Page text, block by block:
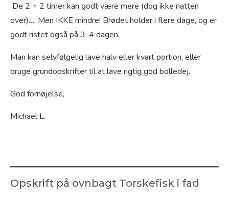
De 2 + 2 timer kan godt være mere (dog ikke natten
over)…. Men IKKE mindre! Brødet holder i flere dage, og er
godt ristet også på 3-4 dagen.
Man kan selvfølgelig lave halv eller kvart portion, eller
bruge grundopskrifter til at lave rigtig god bolledej.
God fornøjelse,
Michael L.
Opskrift på ovnbagt Torskefisk i fad